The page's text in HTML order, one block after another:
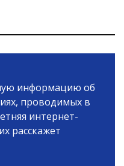
информацию об
проводимых в
интернет-
расскажет